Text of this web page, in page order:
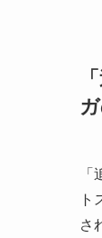
ト
さ